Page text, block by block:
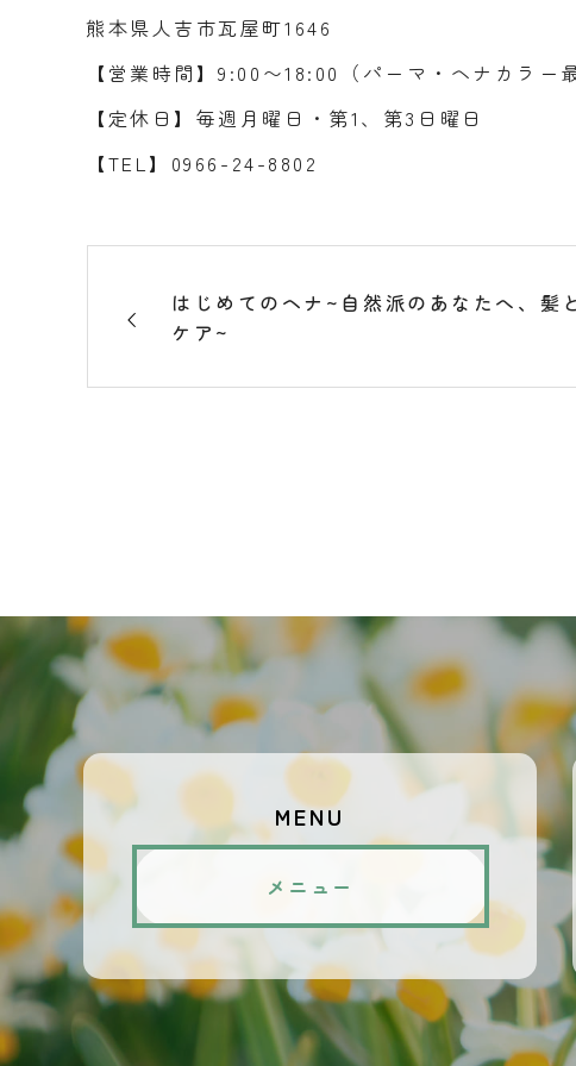
熊本県人吉市瓦屋町1646
【営業時間】9:00〜18:00（パーマ・ヘナカラー
【定休日】毎週月曜日・第1、第3日曜日
【TEL】0966-24-8802
はじめてのヘナ~自然派のあなたへ、髪
ケア~
MENU
メニュー